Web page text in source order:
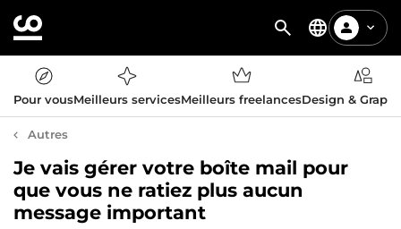
Pour vousMeilleurs servicesMeilleurs freelancesDesign &
Autres
Je vais gérer votre boîte mail pour
que vous ne ratiez plus aucun
message important